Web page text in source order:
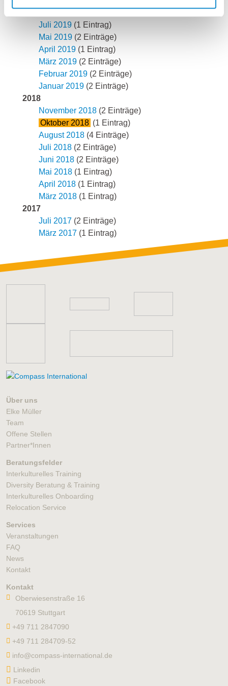
Juli 2019 (1 Eintrag)
Mai 2019 (2 Einträge)
April 2019 (1 Eintrag)
März 2019 (2 Einträge)
Februar 2019 (2 Einträge)
Januar 2019 (2 Einträge)
2018
November 2018 (2 Einträge)
Oktober 2018 (1 Eintrag)
August 2018 (4 Einträge)
Juli 2018 (2 Einträge)
Juni 2018 (2 Einträge)
Mai 2018 (1 Eintrag)
April 2018 (1 Eintrag)
März 2018 (1 Eintrag)
2017
Juli 2017 (2 Einträge)
März 2017 (1 Eintrag)
Über uns
Elke Müller
Team
Offene Stellen
Partner*Innen
Beratungsfelder
Interkulturelles Training
Diversity Beratung & Training
Interkulturelles Onboarding
Relocation Service
Services
Veranstaltungen
FAQ
News
Kontakt
Kontakt
Oberwiesenstraße 16
70619 Stuttgart
+49 711 2847090
+49 711 284709-52
info@compass-international.de
Linkedin
Facebook